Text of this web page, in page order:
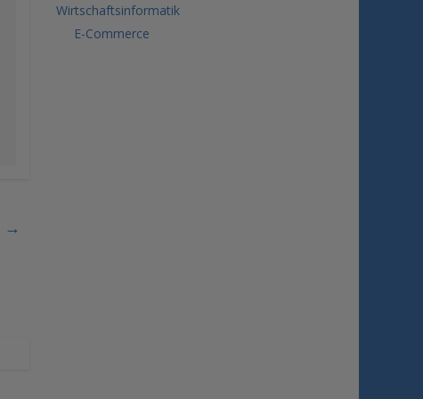
→
Wirtschaftsinformatik
E-Commerce